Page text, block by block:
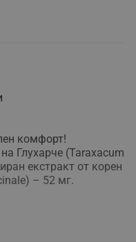
комфорт!
Глухарче (Taraxacum
екстракт от корен
– 52 мг.